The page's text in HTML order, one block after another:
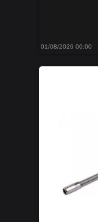
01/08/2026 00:00